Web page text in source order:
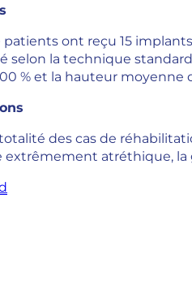
patients ont reçu 15
selon la technique
% et la hauteur moyenne
des cas de
extrêmement atréthique, la